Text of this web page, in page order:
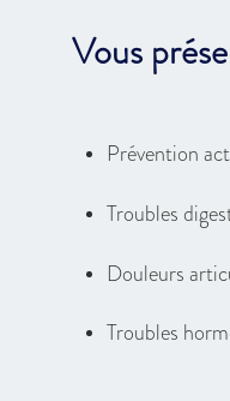
Vous
Prévention
Troubles
Douleurs
Troubles